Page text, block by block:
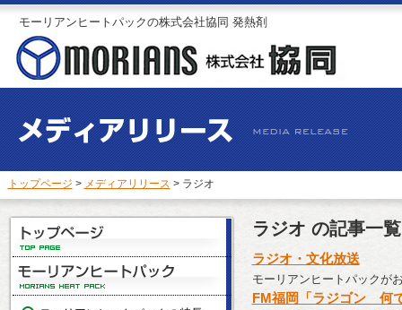
モーリアンヒートパックの株式会社協同 発熱剤
トップページ > メディアリリース > ラジオ
ラジオ の記事一覧
ラジオ・文化放送
モーリアンヒートパックが
FM福岡「ラジゴン 何